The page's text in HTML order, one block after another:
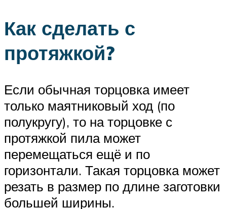
Как сделать с
протяжкой?
Если обычная торцовка имеет
только маятниковый ход (по
полукругу), то на торцовке с
протяжкой пила может
перемещаться ещё и по
горизонтали. Такая торцовка может
резать в размер по длине заготовки
большей ширины.